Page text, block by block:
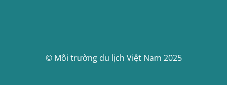
© Môi trường du lịch Việt Nam 2025